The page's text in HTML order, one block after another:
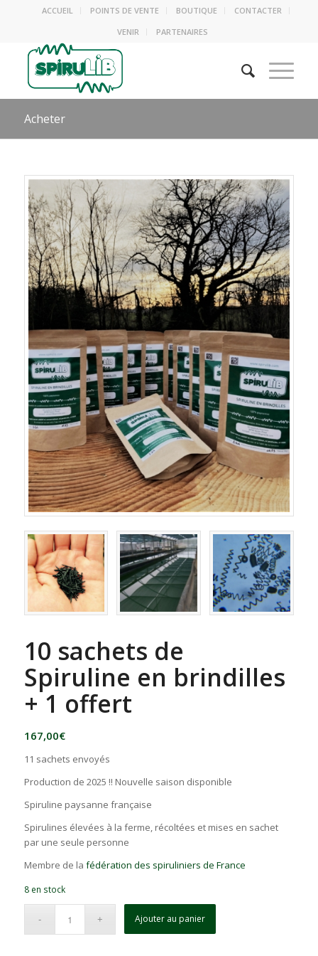
ACCUEIL POINTS DE VENTE BOUTIQUE
CONTACTER
VENIR
PARTENAIRES
Acheter
10 sachets de
Spiruline en brindilles
+ 1 offert
167,00€
11 sachets envoyés
Production de 2025 !! Nouvelle saison disponible
Spiruline paysanne française
Spirulines élevées à la ferme, récoltées et mises en sachet
par une seule personne
Membre de la fédération des spiruliniers de France
8 en stock
Ajouter au panier